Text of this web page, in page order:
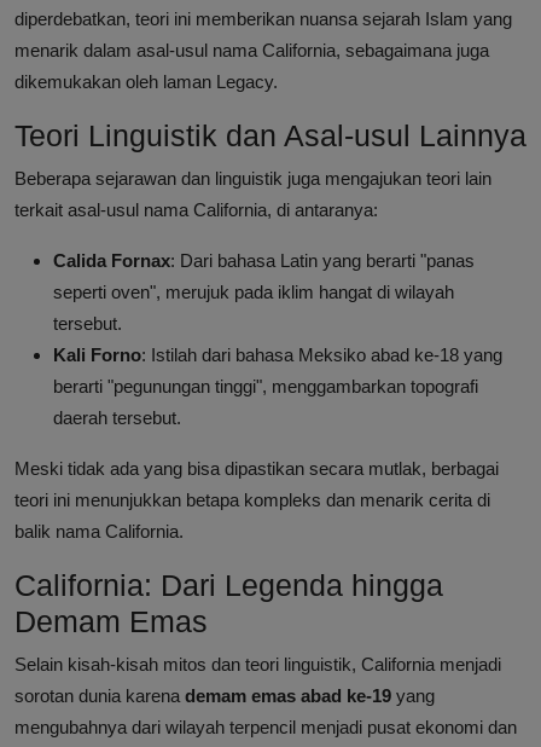
diperdebatkan, teori ini memberikan nuansa sejarah Islam yang
menarik dalam asal-usul nama California, sebagaimana juga
dikemukakan oleh laman Legacy.
Teori Linguistik dan Asal-usul Lainnya
Beberapa sejarawan dan linguistik juga mengajukan teori lain
terkait asal-usul nama California, di antaranya:
Calida Fornax: Dari bahasa Latin yang berarti "panas
seperti oven", merujuk pada iklim hangat di wilayah
tersebut.
Kali Forno: Istilah dari bahasa Meksiko abad ke-18 yang
berarti "pegunungan tinggi", menggambarkan topografi
daerah tersebut.
Meski tidak ada yang bisa dipastikan secara mutlak, berbagai
teori ini menunjukkan betapa kompleks dan menarik cerita di
balik nama California.
California: Dari Legenda hingga
Demam Emas
Selain kisah-kisah mitos dan teori linguistik, California menjadi
sorotan dunia karena demam emas abad ke-19 yang
mengubahnya dari wilayah terpencil menjadi pusat ekonomi dan